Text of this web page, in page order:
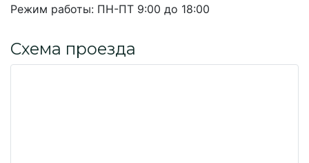
Режим работы: ПН-ПТ 9:00 до 18:00
Схема проезда